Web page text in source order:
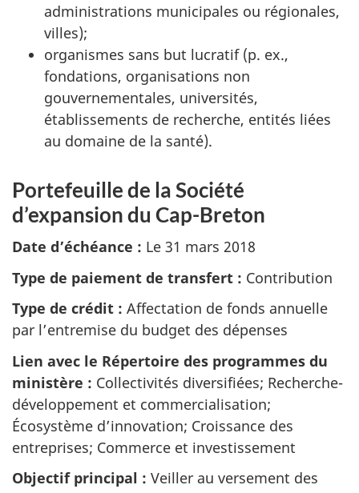
administrations municipales ou régionales,
villes);
organismes sans but lucratif (p. ex.,
fondations, organisations non
gouvernementales, universités,
établissements de recherche, entités liées
au domaine de la santé).
Portefeuille de la Société
d’expansion du Cap-Breton
Date d’échéance : Le 31 mars 2018
Type de paiement de transfert : Contribution
Type de crédit : Affectation de fonds annuelle
par l’entremise du budget des dépenses
Lien avec le Répertoire des programmes du
ministère : Collectivités diversifiées; Recherche-
développement et commercialisation;
Écosystème d’innovation; Croissance des
entreprises; Commerce et investissement
Objectif principal : Veiller au versement des